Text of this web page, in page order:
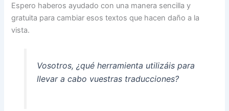
Espero haberos ayudado con una manera sencilla y
gratuita para cambiar esos textos que hacen daño a la
vista.
Vosotros, ¿qué herramienta utilizáis para
llevar a cabo vuestras traducciones?